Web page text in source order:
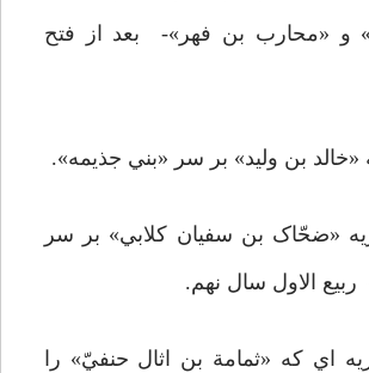
و «محارب بن فهر»- بعد از فتح
«ضحّاک بن سفيان کلابي» بر سر
الاول سال نهم.
که «ثمامة بن اثال حنفيّ» را